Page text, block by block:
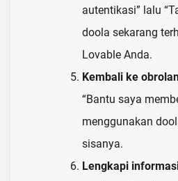
autentikasi” lalu
doola sekarang
Lovable Anda.
Kembali ke
“Bantu saya
menggunakan
sisanya.
Lengkapi